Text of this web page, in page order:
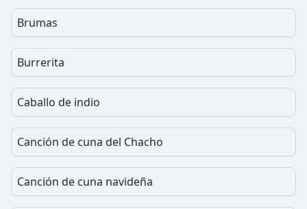
Brumas
Burrerita
Caballo de indio
Canción de cuna del Chacho
Canción de cuna navideña